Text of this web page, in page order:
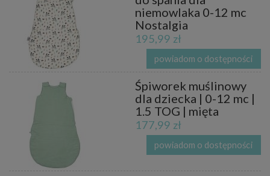
niemowlaka 0-12 mc
Nostalgia
195,99 zł
powiadom o dostępności
Śpiworek muślinowy
dla dziecka | 0-12 mc |
1.5 TOG | mięta
177,99 zł
powiadom o dostępności